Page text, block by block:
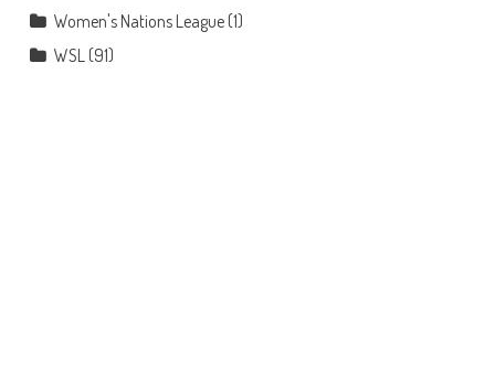
Women's Nations League(1)
WSL(91)